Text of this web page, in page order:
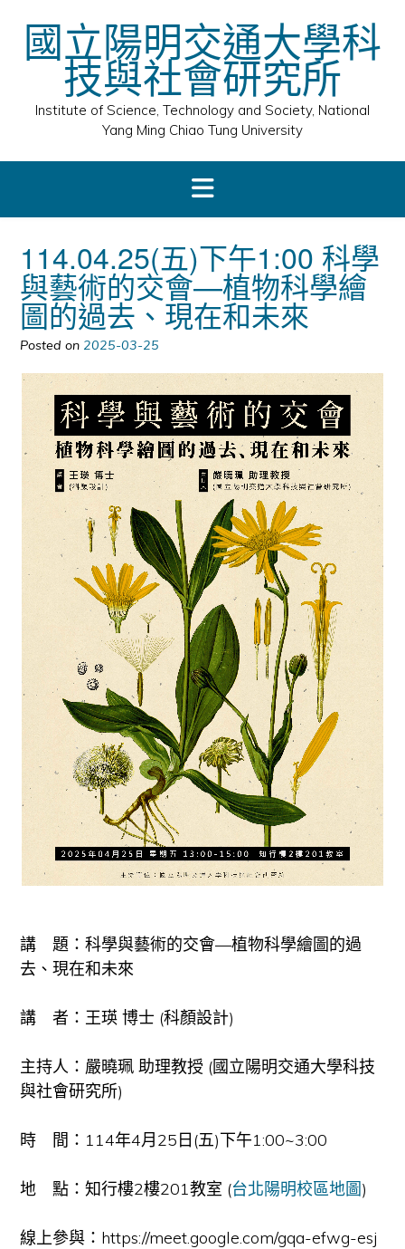
content國立陽明交通大學科
技與社會研究所
Institute of Science, Technology and Society, National
Yang Ming Chiao Tung University
114.04.25(五)下午1:00 科學
與藝術的交會—植物科學繪
圖的過去、現在和未來
Posted on 2025-03-25
講 題：科學與藝術的交會—植物科學繪圖的過
去、現在和未來
講 者：王瑛 博士 (科顏設計)
主持人：嚴曉珮 助理教授 (國立陽明交通大學科技
與社會研究所)
時 間：114年4月25日(五)下午1:00~3:00
地 點：知行樓2樓201教室 (台北陽明校區地圖)
線上參與：https://meet.google.com/gqa-efwg-esj